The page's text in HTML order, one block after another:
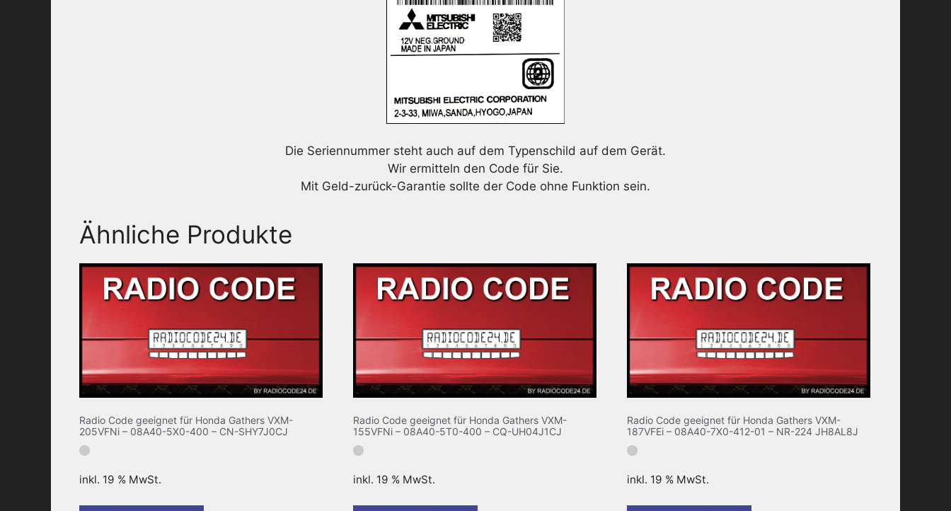
Die Seriennummer steht auch auf dem Typenschild auf dem Gerät.
Wir ermitteln den Code für Sie.
Mit Geld-zurück-Garantie sollte der Code ohne Funktion sein.
Ähnliche Produkte
Radio Code geeignet für Honda Gathers VXM-
205VFNi – 08A40-5X0-400 – CN-SHY7J0CJ
inkl. 19 % MwSt.
Radio Code geeignet für Honda Gathers VXM-
155VFNi – 08A40-5T0-400 – CQ-UH04J1CJ
inkl. 19 % MwSt.
Radio Code geeignet für Honda Gathers VXM-
187VFEi – 08A40-7X0-412-01 – NR-224 JH8AL8J
inkl. 19 % MwSt.